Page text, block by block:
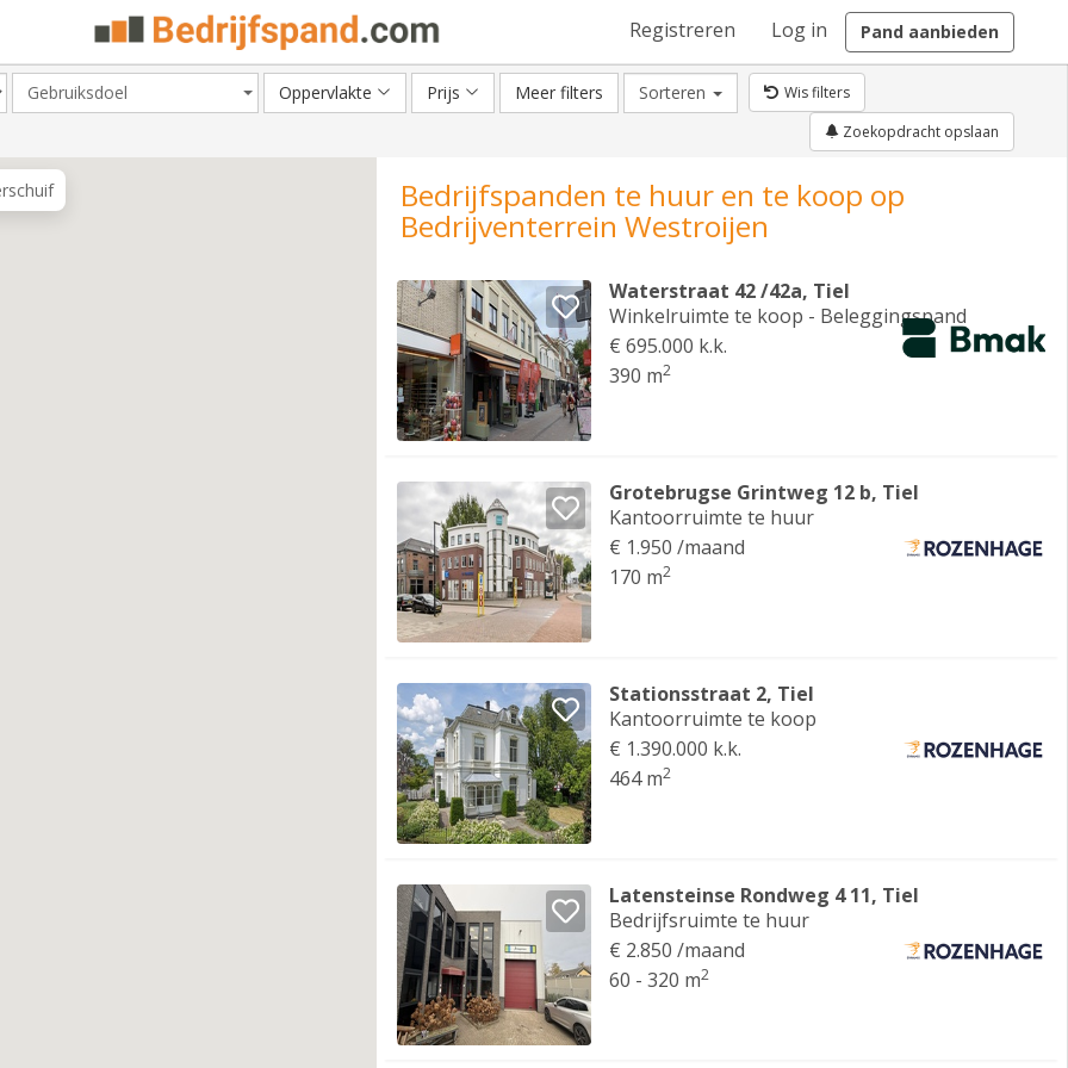
Registreren Log in Pand aanbieden
Gebruiksdoel Oppervlakte Prijs Meer filters Sorteren
Wis filters
Zoekopdracht opslaan
Bedrijfspanden te huur en te koop op
Bedrijventerrein Westroijen
Waterstraat 42 /42a, Tiel
Winkelruimte te koop - Beleggingspand
€ 695.000 k.k.
390 m2
Grotebrugse Grintweg 12 b, Tiel
Kantoorruimte te huur
€ 1.950 /maand
170 m2
Stationsstraat 2, Tiel
Kantoorruimte te koop
€ 1.390.000 k.k.
464 m2
Latensteinse Rondweg 4 11, Tiel
Bedrijfsruimte te huur
€ 2.850 /maand
60 - 320 m2